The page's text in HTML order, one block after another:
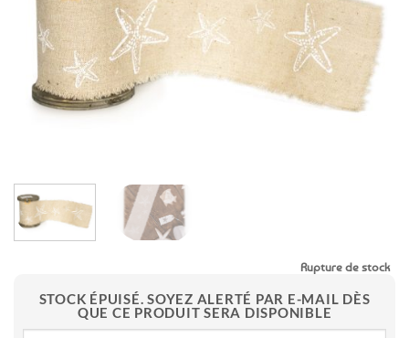
favoris
Rupture de stock
STOCK ÉPUISÉ. SOYEZ ALERTÉ PAR E-MAIL DÈS
QUE CE PRODUIT SERA DISPONIBLE